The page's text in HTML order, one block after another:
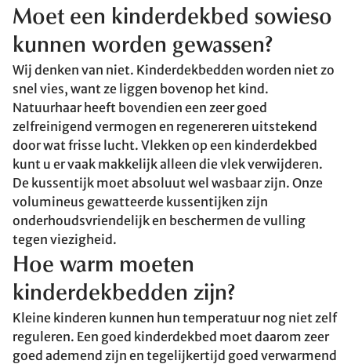
Moet een kinderdekbed sowieso
kunnen worden gewassen?
Wij denken van niet. Kinderdekbedden worden niet zo
snel vies, want ze liggen bovenop het kind.
Natuurhaar heeft bovendien een zeer goed
zelfreinigend vermogen en regenereren uitstekend
door wat frisse lucht. Vlekken op een kinderdekbed
kunt u er vaak makkelijk alleen die vlek verwijderen.
De kussentijk moet absoluut wel wasbaar zijn. Onze
volumineus gewatteerde kussentijken zijn
onderhoudsvriendelijk en beschermen de vulling
tegen viezigheid.
Hoe warm moeten
kinderdekbedden zijn?
Kleine kinderen kunnen hun temperatuur nog niet zelf
reguleren. Een goed kinderdekbed moet daarom zeer
goed ademend zijn en tegelijkertijd goed verwarmend